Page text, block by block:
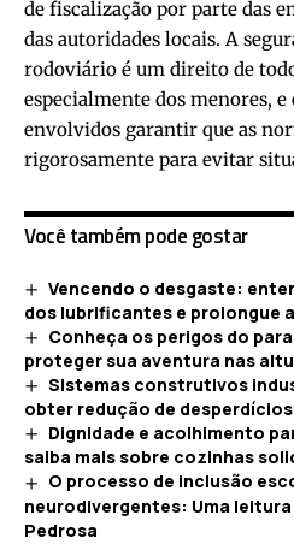
de fiscalização por parte das
das autoridades locais. A
rodoviário é um direito de
especialmente dos menores, e
envolvidos garantir que as
rigorosamente para evitar
Você também pode gostar
Vencendo o desgaste:
dos lubrificantes e prolongue
Conheça os perigos do
proteger sua aventura nas
Sistemas construtivos
obter redução de
Dignidade e acolhimento
saiba mais sobre cozinhas
O processo de inclusão
neurodivergentes: Uma
Pedrosa